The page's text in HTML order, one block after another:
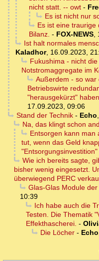
nicht statt. -- owt -
Es ist nicht nur
Es ist eine traurige
Bilanz. - FOX-NEWS
Ist halt normales
Kaladhor, 16.09.2023,
Fukushima - nicht
Notstromaggregate im
Außerdem - so war
Betriebswirte
"herausgekürzt"
17.09.2023, 09:06
Stand der Technik- Echo
Na, das klingt schon
Entsorgen kann man
tut, wenn das Geld
"Entsorgungsinvestition"
Wie ich bereits sagte,
bisher wenig eingesetzt.
überwiegend PERC
Glas-Glas Module
10:39
Ich habe auch die
Testen. Die Thematik
Effekthascherei. -
Die Löcher- Echo